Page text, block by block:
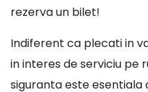
rezerva un bilet!
Indiferent ca plecati in
in interes de serviciu pe
siguranta este